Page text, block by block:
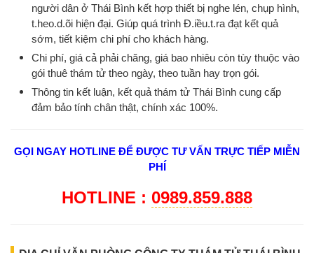
người dân ở Thái Bình kết hợp thiết bị nghe lén, chụp hình,
t.heo.d.õi hiện đại. Giúp quá trình Đ.iều.t.ra đạt kết quả
sớm, tiết kiệm chi phí cho khách hàng.
Chi phí, giá cả phải chăng, giá bao nhiêu còn tùy thuộc vào
gói thuê thám tử theo ngày, theo tuần hay trọn gói.
Thông tin kết luận, kết quả thám tử Thái Bình cung cấp
đảm bảo tính chân thật, chính xác 100%.
GỌI NGAY HOTLINE ĐỂ ĐƯỢC TƯ VẤN TRỰC TIẾP MIỄN
PHÍ
HOTLINE : 0989.859.888